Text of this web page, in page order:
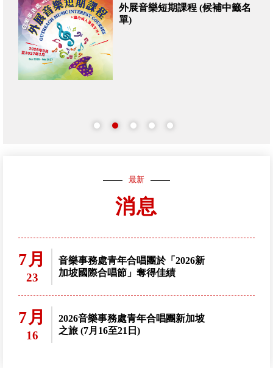
外展音樂短期課程 (候補中籤名
單)
最新
消息
7月
23
音樂事務處青年合唱團於「2026新
加坡國際合唱節」奪得佳績
7月
16
2026音樂事務處青年合唱團新加坡
之旅 (7月16至21日)